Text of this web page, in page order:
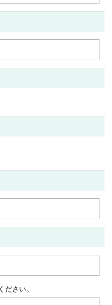
ださい。